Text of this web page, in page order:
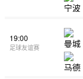
19:00
足球友谊赛